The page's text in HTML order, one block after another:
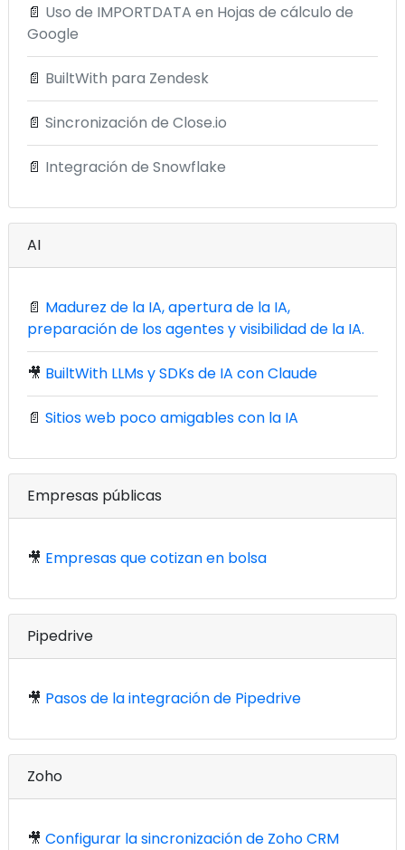
📄 Uso de IMPORTDATA en Hojas de cálculo de
Google
📄 BuiltWith para Zendesk
📄 Sincronización de Close.io
📄 Integración de Snowflake
AI
📄 Madurez de la IA, apertura de la IA,
preparación de los agentes y visibilidad de la IA.
🎥 BuiltWith LLMs y SDKs de IA con Claude
📄 Sitios web poco amigables con la IA
Empresas públicas
🎥 Empresas que cotizan en bolsa
Pipedrive
🎥 Pasos de la integración de Pipedrive
Zoho
🎥 Configurar la sincronización de Zoho CRM